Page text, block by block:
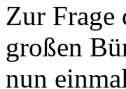
Zur Frage
großen
nun